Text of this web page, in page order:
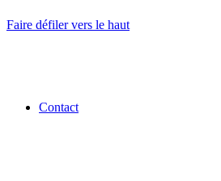
Contact
Faire défiler vers le haut